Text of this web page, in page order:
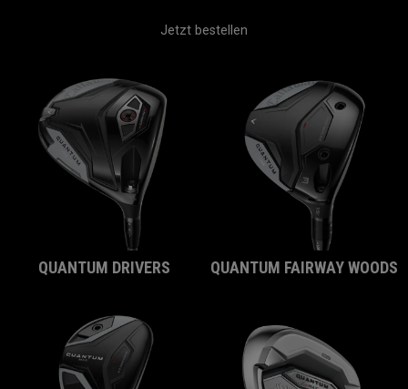
Jetzt bestellen
QUANTUM DRIVERS QUANTUM FAIRWAY WOODS